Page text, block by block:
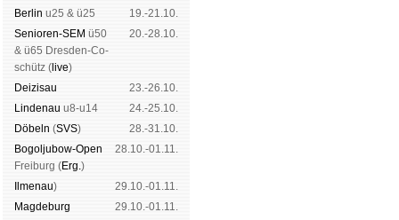
Ber­lin u25 & ü25
19.-21.10.
Senioren-SEM ü50
& ü65 Dres­den-Co­
schütz ( live)
20.-28.10.
Dei­zi­sau
23.-26.10.
Lin­de­nau u8-u14
24.-25.10.
Dö­beln (SVS)
28.-31.10.
Bogoljubow-Open
Frei­burg (Erg.)
28.10.-01.11.
Il­me­nau)
29.10.-01.11.
Mag­de­burg
29.10.-01.11.